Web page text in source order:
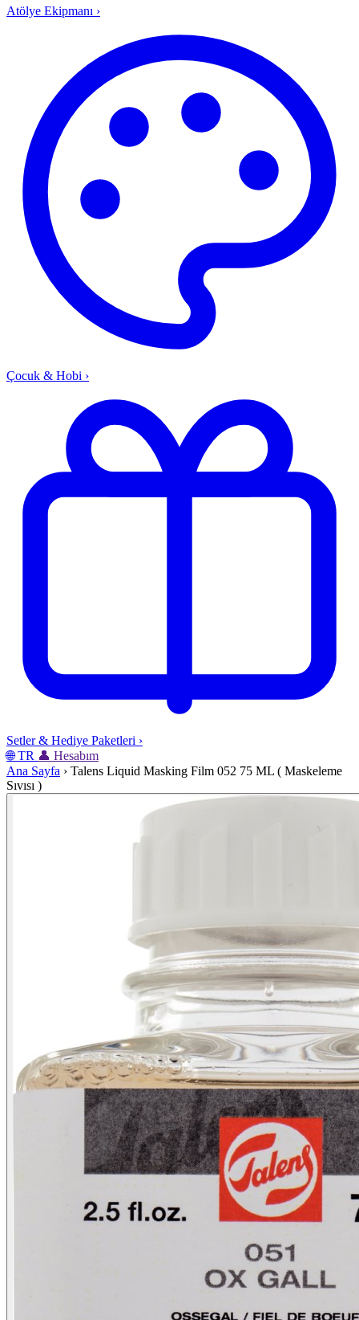
Atölye Ekipmanı ›
Çocuk & Hobi ›
Setler & Hediye Paketleri ›
🌐 TR 👤 Hesabım
Ana Sayfa › Talens Liquid Masking Film 052 75 ML ( Maskeleme
Sıvısı )